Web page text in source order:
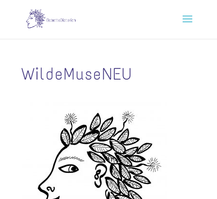
WildeMuseNEU